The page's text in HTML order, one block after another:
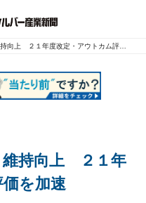
上 ２１年度改定・アウトカム評価を加速
維持向上 ２１年
を加速